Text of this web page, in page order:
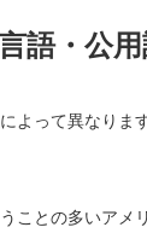
語・公用
よって異なりま
ことの多いアメ